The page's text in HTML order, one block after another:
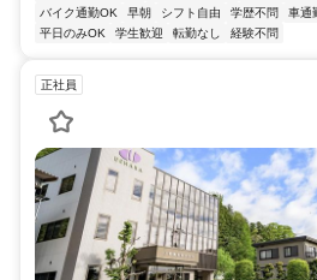
バイク通勤OK
早朝 シフト自由 学歴不問 車通
平日のみOK
学生歓迎 転勤なし 経験不問
正社員